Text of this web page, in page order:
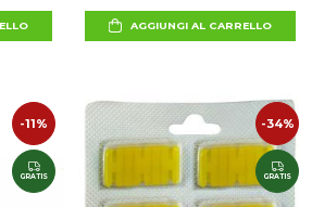
AGGIUNGI AL CARRELLO
-11%
GRATIS
-34%
GRATIS